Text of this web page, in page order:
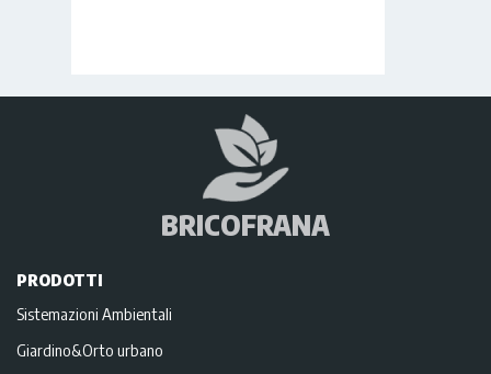
BRICOFRANA
PRODOTTI
Sistemazioni Ambientali
Giardino&Orto urbano